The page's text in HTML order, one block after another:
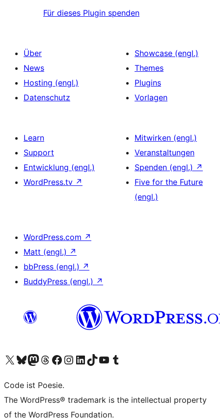
Für dieses Plugin spenden
Über
News
Hosting (engl.)
Datenschutz
Showcase (engl.)
Themes
Plugins
Vorlagen
Learn
Support
Entwicklung (engl.)
WordPress.tv ↗
Mitwirken (engl.)
Veranstaltungen
Spenden (engl.) ↗
Five for the Future
(engl.)
WordPress.com ↗
Matt (engl.) ↗
bbPress (engl.) ↗
BuddyPress (engl.) ↗
Unser X-Konto (früher Twitter) besuchen
Unser Bluesky-Konto besuchen
Unser Mastodon-Konto besuchen
Unser Threads-Konto besuchen
Unsere Facebook-Seite besuchen
Unser Instagram-Konto besuchen
Unser LinkedIn-Konto besuchen
Unser TikTok-Konto besuchen
Unseren YouTube-Kanal besuchen
Unser Tumblr-Konto besuchen
Code ist Poesie.
The WordPress® trademark is the intellectual property
of the WordPress Foundation.